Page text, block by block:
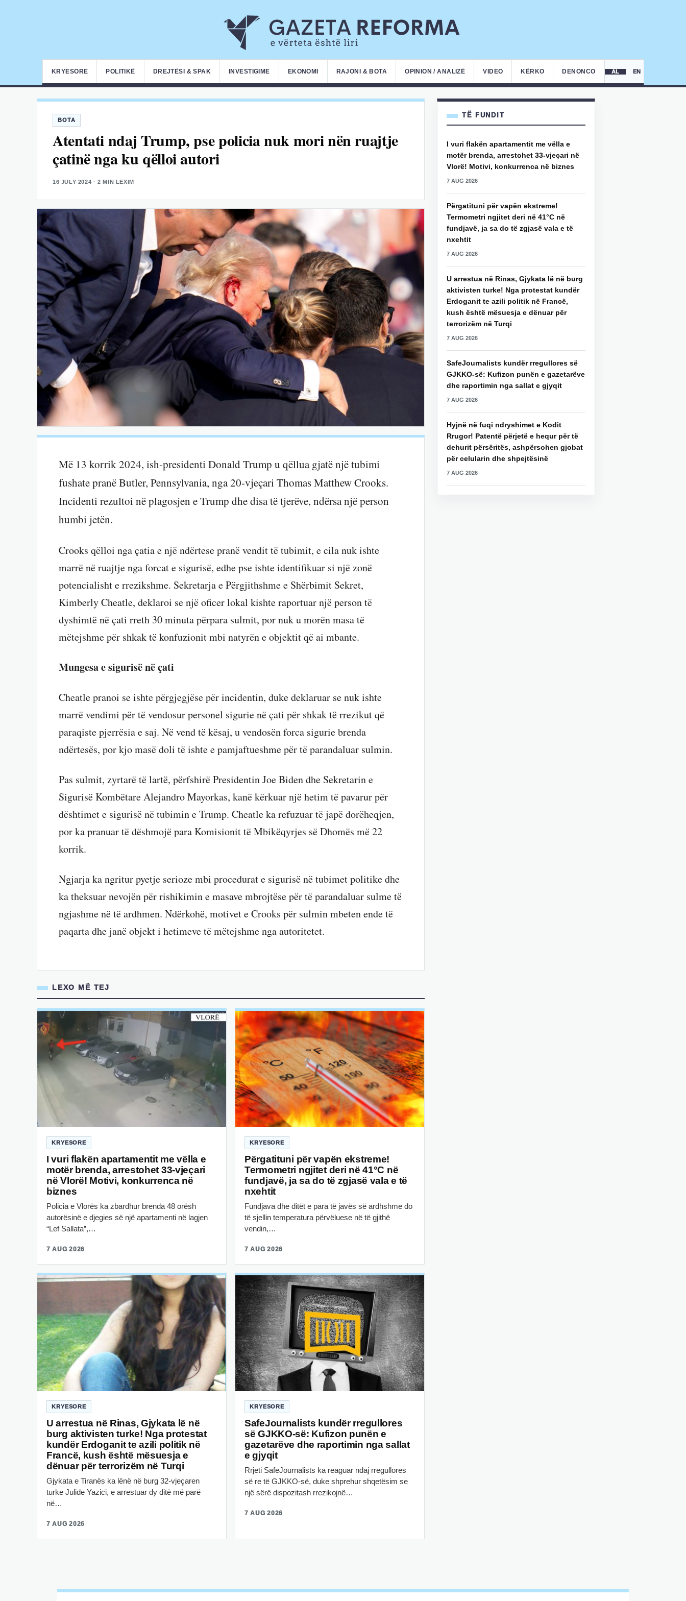
KRYESORE POLITIKË DREJTËSI & SPAK INVESTIGIME EKONOMI RAJONI & BOTA OPINION / ANALIZË VIDEO KËRKO DENONCO AL EN
BOTA
Atentati ndaj Trump, pse policia nuk mori nën ruajtje
çatinë nga ku qëlloi autori
16 JULY 2024 · 2 MIN LEXIM
Më 13 korrik 2024, ish-presidenti Donald Trump u qëllua gjatë një tubimi
fushate pranë Butler, Pennsylvania, nga 20-vjeçari Thomas Matthew Crooks.
Incidenti rezultoi në plagosjen e Trump dhe disa të tjerëve, ndërsa një person
humbi jetën.
Crooks qëlloi nga çatia e një ndërtese pranë vendit të tubimit, e cila nuk ishte
marrë në ruajtje nga forcat e sigurisë, edhe pse ishte identifikuar si një zonë
potencialisht e rrezikshme. Sekretarja e Përgjithshme e Shërbimit Sekret,
Kimberly Cheatle, deklaroi se një oficer lokal kishte raportuar një person të
dyshimtë në çati rreth 30 minuta përpara sulmit, por nuk u morën masa të
mëtejshme për shkak të konfuzionit mbi natyrën e objektit që ai mbante​​.
Mungesa e sigurisë në çati
Cheatle pranoi se ishte përgjegjëse për incidentin, duke deklaruar se nuk ishte
marrë vendimi për të vendosur personel sigurie në çati për shkak të rrezikut që
paraqiste pjerrësia e saj. Në vend të kësaj, u vendosën forca sigurie brenda
ndërtesës, por kjo masë doli të ishte e pamjaftueshme për të parandaluar sulmin​​.
Pas sulmit, zyrtarë të lartë, përfshirë Presidentin Joe Biden dhe Sekretarin e
Sigurisë Kombëtare Alejandro Mayorkas, kanë kërkuar një hetim të pavarur për
dështimet e sigurisë në tubimin e Trump. Cheatle ka refuzuar të japë dorëheqjen,
por ka pranuar të dëshmojë para Komisionit të Mbikëqyrjes së Dhomës më 22
korrik​​.
Ngjarja ka ngritur pyetje serioze mbi procedurat e sigurisë në tubimet politike dhe
ka theksuar nevojën për rishikimin e masave mbrojtëse për të parandaluar sulme të
ngjashme në të ardhmen. Ndërkohë, motivet e Crooks për sulmin mbeten ende të
paqarta dhe janë objekt i hetimeve të mëtejshme nga autoritetet.
LEXO MË TEJ
KRYESORE
I vuri flakën apartamentit me vëlla e
motër brenda, arrestohet 33-vjeçari
në Vlorë! Motivi, konkurrenca në
biznes
Policia e Vlorës ka zbardhur brenda 48 orësh
autorësinë e djegies së një apartamenti në lagjen
“Lef Sallata”,…
7 AUG 2026
KRYESORE
Përgatituni për vapën ekstreme!
Termometri ngjitet deri në 41°C në
fundjavë, ja sa do të zgjasë vala e të
nxehtit
Fundjava dhe ditët e para të javës së ardhshme do
të sjellin temperatura përvëluese në të gjithë
vendin,…
7 AUG 2026
KRYESORE
U arrestua në Rinas, Gjykata lë në
burg aktivisten turke! Nga protestat
kundër Erdoganit te azili politik në
Francë, kush është mësuesja e
dënuar për terrorizëm në Turqi
Gjykata e Tiranës ka lënë në burg 32-vjeçaren
turke Julide Yazici, e arrestuar dy ditë më parë
në…
7 AUG 2026
KRYESORE
SafeJournalists kundër rregullores
së GJKKO-së: Kufizon punën e
gazetarëve dhe raportimin nga sallat
e gjyqit
Rrjeti SafeJournalists ka reaguar ndaj rregullores
së re të GJKKO-së, duke shprehur shqetësim se
një sërë dispozitash rrezikojnë…
7 AUG 2026
TË FUNDIT
I vuri flakën apartamentit me vëlla e
motër brenda, arrestohet 33-vjeçari në
Vlorë! Motivi, konkurrenca në biznes
7 AUG 2026
Përgatituni për vapën ekstreme!
Termometri ngjitet deri në 41°C në
fundjavë, ja sa do të zgjasë vala e të
nxehtit
7 AUG 2026
U arrestua në Rinas, Gjykata lë në burg
aktivisten turke! Nga protestat kundër
Erdoganit te azili politik në Francë,
kush është mësuesja e dënuar për
terrorizëm në Turqi
7 AUG 2026
SafeJournalists kundër rregullores së
GJKKO-së: Kufizon punën e gazetarëve
dhe raportimin nga sallat e gjyqit
7 AUG 2026
Hyjnë në fuqi ndryshimet e Kodit
Rrugor! Patentë përjetë e hequr për të
dehurit përsëritës, ashpërsohen gjobat
për celularin dhe shpejtësinë
7 AUG 2026